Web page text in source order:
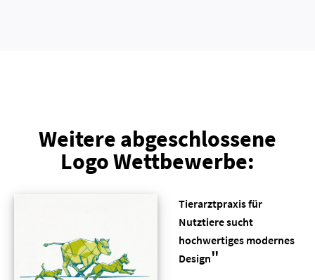
Weitere abgeschlossene
Logo Wettbewerbe:
Tierarztpraxis für
Nutztiere sucht
hochwertiges modernes
Design"